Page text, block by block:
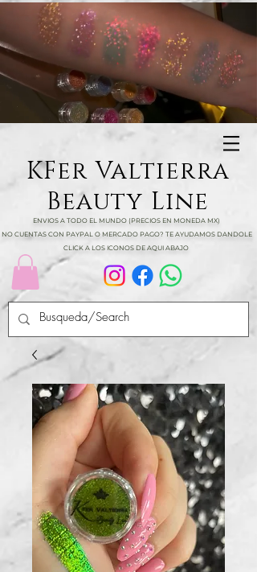
KFer Valtierra
Beauty Line
ENVIOS A TODO EL MUNDO (PRECIOS EN MONEDA MX)
NO CUENTAS CON PAYPAL O MERCADO PAGO? TE AYUDAMOS DANDOLE
CLICK A LOS ICONOS DE AQUI ABAJO